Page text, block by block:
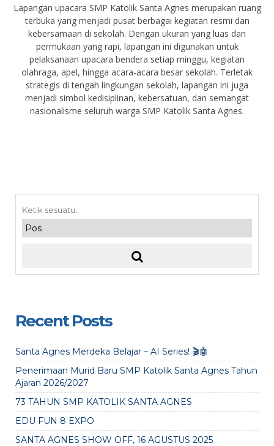
Lapangan upacara SMP Katolik Santa Agnes merupakan ruang
terbuka yang menjadi pusat berbagai kegiatan resmi dan
kebersamaan di sekolah. Dengan ukuran yang luas dan
permukaan yang rapi, lapangan ini digunakan untuk
pelaksanaan upacara bendera setiap minggu, kegiatan
olahraga, apel, hingga acara-acara besar sekolah. Terletak
strategis di tengah lingkungan sekolah, lapangan ini juga
menjadi simbol kedisiplinan, kebersatuan, dan semangat
nasionalisme seluruh warga SMP Katolik Santa Agnes.
Recent Posts
Santa Agnes Merdeka Belajar – AI Series! 🎬🤖
Penerimaan Murid Baru SMP Katolik Santa Agnes Tahun
Ajaran 2026/2027
73 TAHUN SMP KATOLIK SANTA AGNES
EDU FUN 8 EXPO
SANTA AGNES SHOW OFF, 16 AGUSTUS 2025